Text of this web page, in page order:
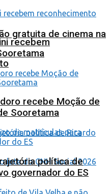
gratuita de cinema na
recebem
recebe Moção de
Sooretama
política de
governador do ES